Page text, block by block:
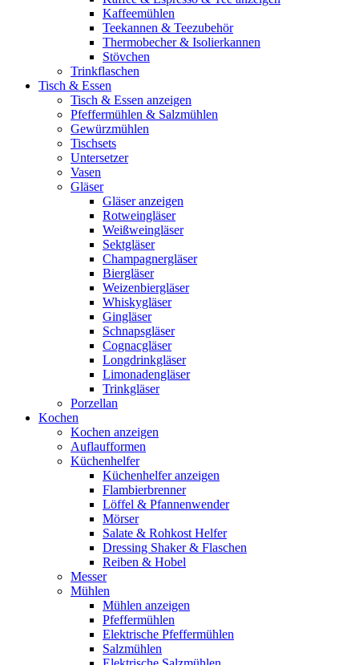
Kaffeemühlen
Teekannen & Teezubehör
Thermobecher & Isolierkannen
Stövchen
Trinkflaschen
Tisch & Essen
Tisch & Essen anzeigen
Pfeffermühlen & Salzmühlen
Gewürzmühlen
Tischsets
Untersetzer
Vasen
Gläser
Gläser anzeigen
Rotweingläser
Weißweingläser
Sektgläser
Champagnergläser
Biergläser
Weizenbiergläser
Whiskygläser
Gingläser
Schnapsgläser
Cognacgläser
Longdrinkgläser
Limonadengläser
Trinkgläser
Porzellan
Kochen
Kochen anzeigen
Auflaufformen
Küchenhelfer
Küchenhelfer anzeigen
Flambierbrenner
Löffel & Pfannenwender
Mörser
Salate & Rohkost Helfer
Dressing Shaker & Flaschen
Reiben & Hobel
Messer
Mühlen
Mühlen anzeigen
Pfeffermühlen
Elektrische Pfeffermühlen
Salzmühlen